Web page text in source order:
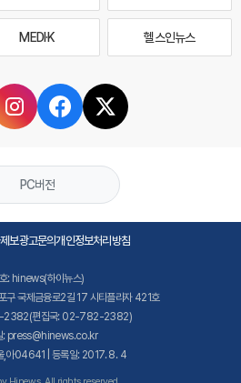
MEDI·K 헬스인뉴스
PC버전
보광고문의개인정보처리방침
: hinews(하이뉴스)
구 국제금융로2길 17 시티플라자 421호
2382(편집국: 02-782-2382)
: press@hinews.co.kr
,아04641 | 등록일: 2017. 8. 4